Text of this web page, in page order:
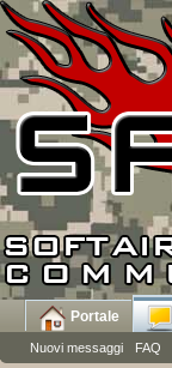
Portale
Nuovi messaggi FAQ